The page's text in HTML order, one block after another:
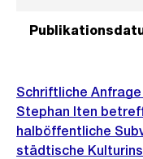
Schriftliche Anfrage
Stephan Iten
halböffentliche
städtische